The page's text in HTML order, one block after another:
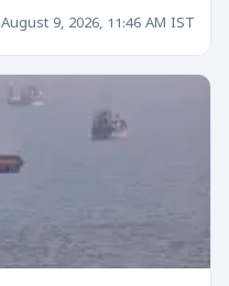
August 9, 2026, 11:46 AM IST